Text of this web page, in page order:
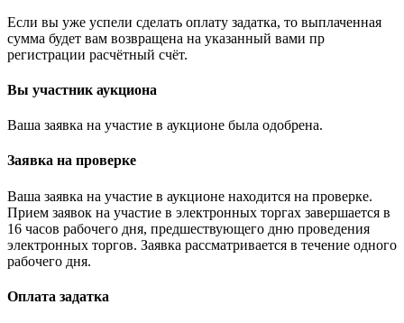
Если вы уже успели сделать оплату задатка, то выплаченная
сумма будет вам возвращена на указанный вами пр
регистрации расчётный счёт.
Вы участник аукциона
Ваша заявка на участие в аукционе была одобрена.
Заявка на проверке
Ваша заявка на участие в аукционе находится на проверке.
Прием заявок на участие в электронных торгах завершается в
16 часов рабочего дня, предшествующего дню проведения
электронных торгов. Заявка рассматривается в течение одного
рабочего дня.
Оплата задатка